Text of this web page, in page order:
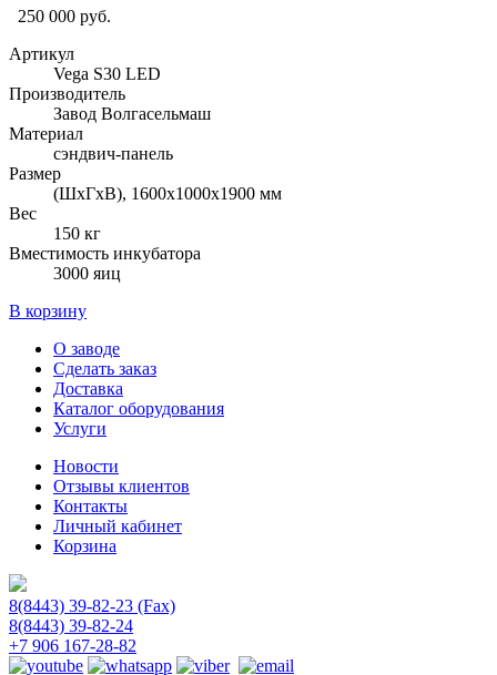
250 000 руб.
Артикул
Vega S30 LED
Производитель
Завод Волгасельмаш
Материал
сэндвич-панель
Размер
(ШхГхВ), 1600х1000х1900 мм
Вес
150 кг
Вместимость инкубатора
3000 яиц
В корзину
О заводе
Сделать заказ
Доставка
Каталог оборудования
Услуги
Новости
Отзывы клиентов
Контакты
Личный кабинет
Корзина
8(8443) 39-82-23 (Fax)
8(8443) 39-82-24
+7 906 167-28-82